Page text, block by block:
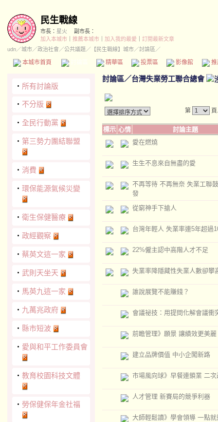
民生戰線
市長： 星火
副市長：
加入本城市
推薦本城市 加入我的最愛
訂閱最新文章
udn／城市／政治社會 ／公共議題 ／ 【民生戰線】城市／討論區／
本城市首頁 精華區 投票區 影像館
‧ 所有討論版
‧ 不分版
‧ 全民行動黨
‧ 第三勢力團結聯盟
‧ 消費
‧ 環保能源氣候災變
‧ 衛生保健醫療
‧ 政經觀察
‧ 蔡英文這一家
‧ 武則天坐天
‧ 馬英九這一家
‧ 九萬兆政府
‧ 縣市短波
‧ 愛與和平工作委員會
‧ 教育校園科技文體
‧ 勞保健保年金社福
討論區／台灣失業勞工聯合總會
第
標示 心情
討論主題
愛在燃燒
生生不息來自無盡的愛
不再等待 不再無奈 失業工聯
發
從窮神手下搶人
台灣年輕人 失業率連5年超過
22%僱主認中高階人才不足
失業率降隱藏性失業人數卻攀
誰說展覽不能賺錢？
會議祕技：用提問化解會議衝
前瞻管理》願景 讓績效更美麗
建立品牌價值 中小企闖新路
市場風向球》早餐連鎖業 二次
人才管理 新賽局的競爭利器
大師輕鬆讀》學會領導 一點就